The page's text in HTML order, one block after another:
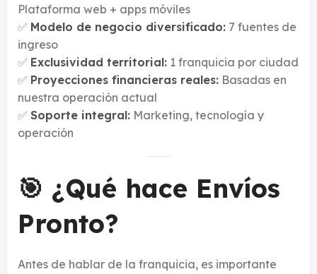
Plataforma web + apps móviles
✅ Modelo de negocio diversificado: 7 fuentes de
ingreso
✅ Exclusividad territorial: 1 franquicia por ciudad
✅ Proyecciones financieras reales: Basadas en
nuestra operación actual
✅ Soporte integral: Marketing, tecnología y
operación
🎯 ¿Qué hace Envíos
Pronto?
Antes de hablar de la franquicia, es importante